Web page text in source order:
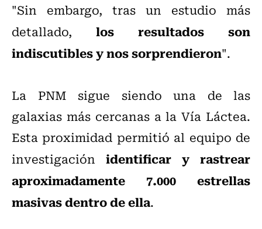
"Sin embargo, tras un estudio más
detallado, los resultados son
indiscutibles y nos sorprendieron".
La PNM sigue siendo una de las
galaxias más cercanas a la Vía Láctea.
Esta proximidad permitió al equipo de
investigación identificar y rastrear
aproximadamente 7.000 estrellas
masivas dentro de ella.